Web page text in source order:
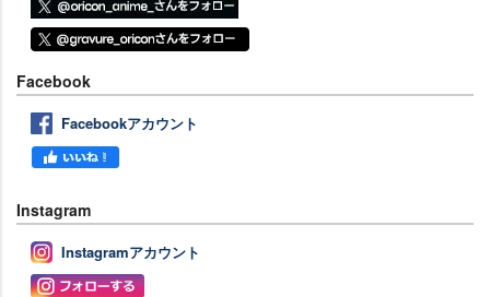
Facebook
Facebookアカウント
Instagram
Instagramアカウント